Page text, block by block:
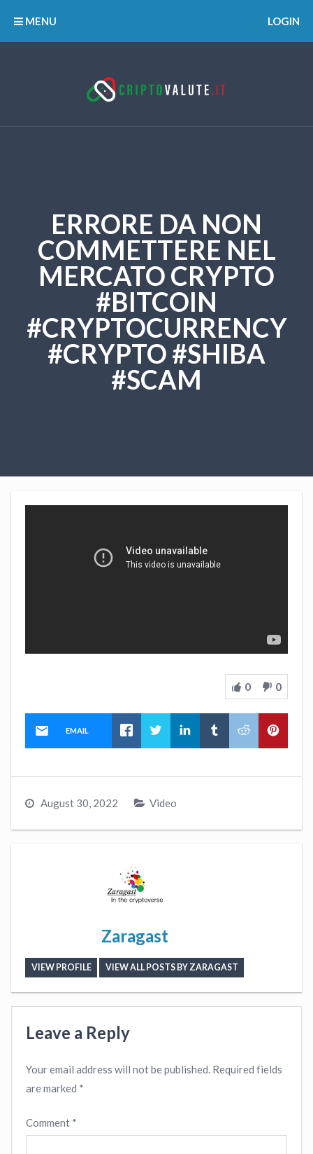
MENU LOGIN
ERRORE DA NON
COMMETTERE NEL
MERCATO CRYPTO
#BITCOIN
#CRYPTOCURRENCY
#CRYPTO #SHIBA
#SCAM
0 0
EMAIL
August 30, 2022 Video
Zaragast
VIEW PROFILE VIEW ALL POSTS BY ZARAGAST
Leave a Reply
Your email address will not be published. Required fields
are marked *
Comment *